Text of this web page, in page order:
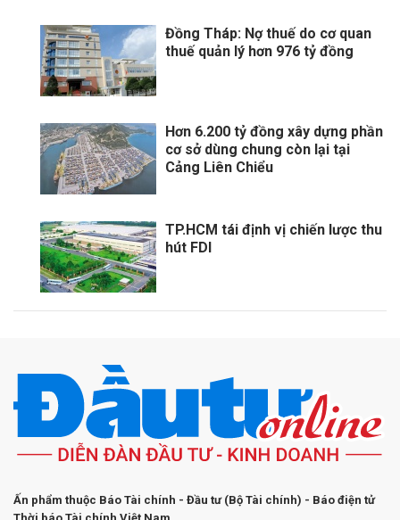
Đồng Tháp: Nợ thuế do cơ quan
thuế quản lý hơn 976 tỷ đồng
Hơn 6.200 tỷ đồng xây dựng phần
cơ sở dùng chung còn lại tại
Cảng Liên Chiểu
TP.HCM tái định vị chiến lược thu
hút FDI
Ấn phẩm thuộc Báo Tài chính - Đầu tư (Bộ Tài chính) - Báo điện tử